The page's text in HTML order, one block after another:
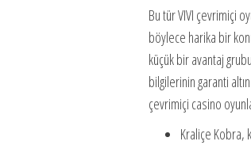
Bu tür VIVI çevrimiçi
böylece harika bir
küçük bir avantaj
bilgilerinin garanti
çevrimiçi casino
Kraliçe Kobra,